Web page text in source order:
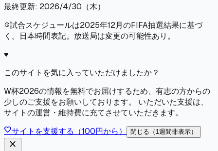
最終更新: 2026/4/30（木）
update試合スケジュールは2025年12月のFIFA抽選結果に基づ
く。日本時間表記。放送局は変更の可能性あり。
♥
このサイトを気に入っていただけましたか？
W杯2026の情報を無料でお届けするため、有志の方からの
少しのご支援をお願いしております。 いただいた支援は、
サイトの運営・維持費に充てさせていただきます。
favoriteサイトを支援する（100円から） 閉じる（1週間非表示）
close